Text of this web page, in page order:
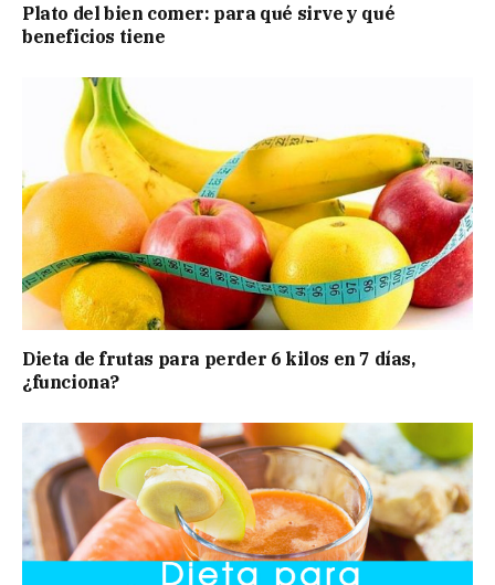
Plato del bien comer: para qué sirve y qué
beneficios tiene
Dieta de frutas para perder 6 kilos en 7 días,
¿funciona?